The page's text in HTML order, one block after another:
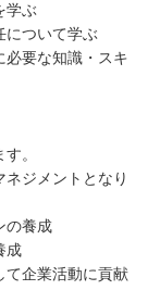
学ぶ
について学ぶ
必要な知識・スキ
。
ネジメントとなり
の養成
成
て企業活動に貢献